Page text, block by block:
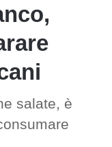
salate, è